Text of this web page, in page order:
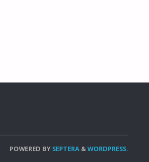
POWERED BY SEPTERA &WORDPRESS.